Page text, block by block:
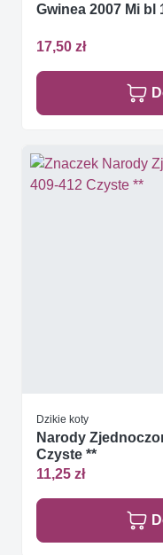
Gwinea 2007 Mi bl
17,50 zł
Dzikie koty
Narody
Czyste **
11,25 zł